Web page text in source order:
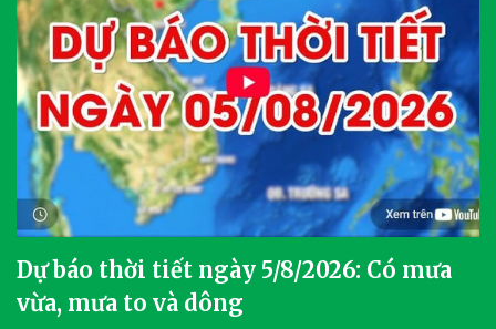
Dự báo thời tiết ngày 5/8/2026: Có mưa
vừa, mưa to và dông